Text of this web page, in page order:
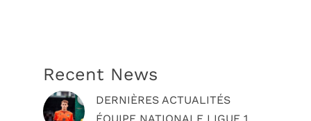
Recent News
DERNIÈRES ACTUALITÉS